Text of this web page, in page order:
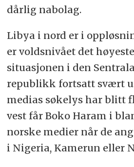
dårlig nabolag.
Libya i nord er i
er voldsnivået det
situasjonen i den
republikk fortsatt svært
medias søkelys har blitt
vest får Boko Haram i
norske medier når de
i Nigeria, Kamerun eller